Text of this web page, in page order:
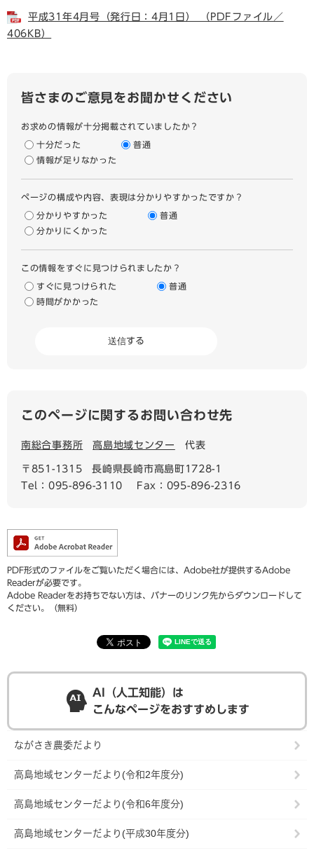
平成31年4月号（発行日：4月1日） （PDFファイル／
406KB）
皆さまのご意見をお聞かせください
お求めの情報が十分掲載されていましたか？
十分だった
普通
情報が足りなかった
ページの構成や内容、表現は分かりやすかったですか？
分かりやすかった
普通
分かりにくかった
この情報をすぐに見つけられましたか？
すぐに見つけられた
普通
時間がかかった
このページに関するお問い合わせ先
南総合事務所 高島地域センター 代表
〒851-1315
長崎県長崎市高島町1728-1
Tel：095-896-3110
Fax：095-896-2316
PDF形式のファイルをご覧いただく場合には、Adobe社が提供するAdobe
Readerが必要です。
Adobe Readerをお持ちでない方は、バナーのリンク先からダウンロードして
ください。（無料）
AI（人工知能）は
こんなページをおすすめします
ながさき農委だより
高島地域センターだより(令和2年度分)
高島地域センターだより(令和6年度分)
高島地域センターだより(平成30年度分)